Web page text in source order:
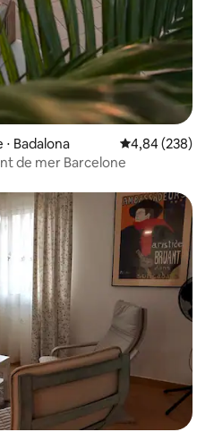
Badalona Évaluation
4,84 (238)
de mer Barcelone